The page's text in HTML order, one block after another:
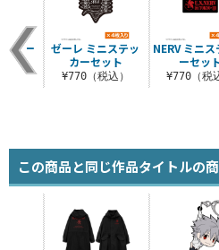
NERV ミニス
ーセッ
¥770（税
キー
込）
ゼーレ ミニステッ
カーセット
¥770（税込）
この商品と同じ作品タイトルの